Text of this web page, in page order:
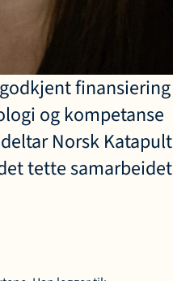
finansiering
og kompetanse
Norsk Katapult
tette samarbeidet